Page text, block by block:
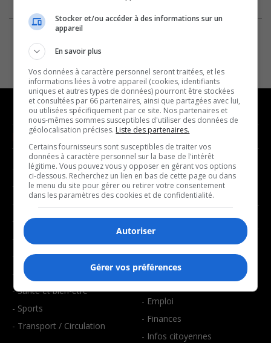
NOUVELLES
- Affaires municipales
- Communauté / Social
- Culture
- Économie
- Éducation
- Environnement
- Faits divers
- Santé et bien-être
- Sports
- Transport / Circulation
MUSIQUE
- Décompte franco
- Joué récemment
BALADOS
- Art de vivre
- Bien-être
- Emploi
- Finances
- Infos citoyennes
Stocker et/ou accéder à des informations sur un
appareil
En savoir plus
Vos données à caractère personnel seront traitées, et les
informations liées à votre appareil (cookies, identifiants
uniques et autres types de données) pourront être stockées
et consultées par 66 partenaires, ainsi que partagées avec lui,
ou utilisées spécifiquement par ce site. Nos partenaires et
nous-mêmes sommes susceptibles d'utiliser des données de
géolocalisation précises. Liste des partenaires.
Certains fournisseurs sont susceptibles de traiter vos
données à caractère personnel sur la base de l'intérêt
légitime. Vous pouvez vous y opposer en gérant vos options
ci-dessous. Recherchez un lien en bas de cette page ou dans
le menu du site pour gérer ou retirer votre consentement
dans les paramètres des cookies et de confidentialité.
Autoriser
Gérer vos préférences